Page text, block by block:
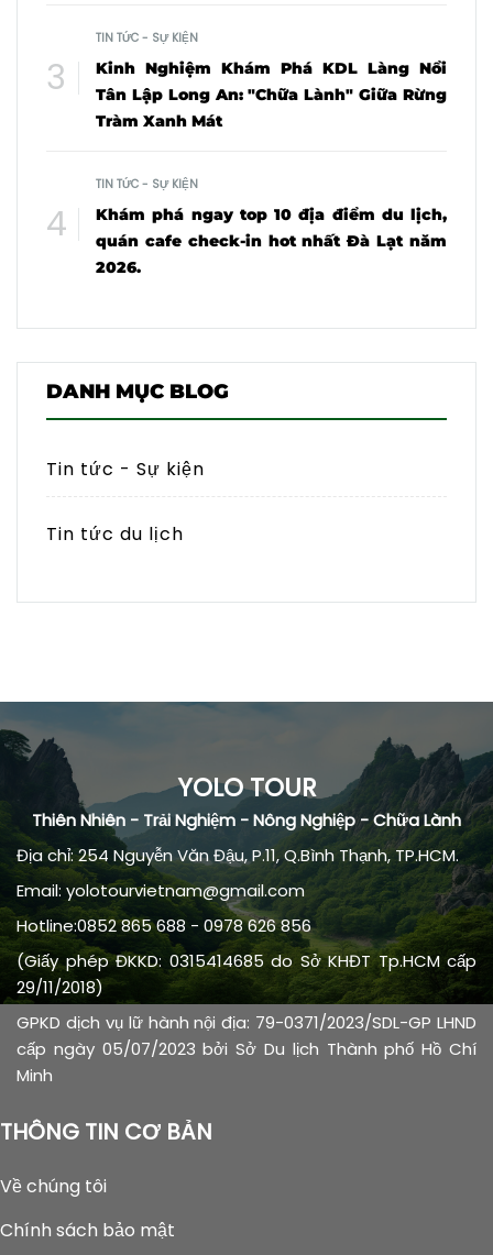
TIN TỨC - SỰ KIỆN
Kinh Nghiệm Khám Phá KDL Làng Nổi
Tân Lập Long An: "Chữa Lành" Giữa Rừng
Tràm Xanh Mát
TIN TỨC - SỰ KIỆN
Khám phá ngay top 10 địa điểm du lịch,
quán cafe check-in hot nhất Đà Lạt năm
2026.
DANH MỤC BLOG
Tin tức - Sự kiện
Tin tức du lịch
YOLO TOUR
Thiên Nhiên - Trải Nghiệm - Nông Nghiệp - Chữa Lành
Địa chỉ: 254 Nguyễn Văn Đậu, P.11, Q.Bình Thạnh, TP.HCM.
Email: yolotourvietnam@gmail.com
Hotline:0852 865 688 - 0978 626 856
(Giấy phép ĐKKD: 0315414685 do Sở KHĐT Tp.HCM cấp
29/11/2018)
GPKD dịch vụ lữ hành nội địa: 79-0371/2023/SDL-GP LHND
cấp ngày 05/07/2023 bởi Sở Du lịch Thành phố Hồ Chí
Minh
THÔNG TIN CƠ BẢN
Về chúng tôi
Chính sách bảo mật